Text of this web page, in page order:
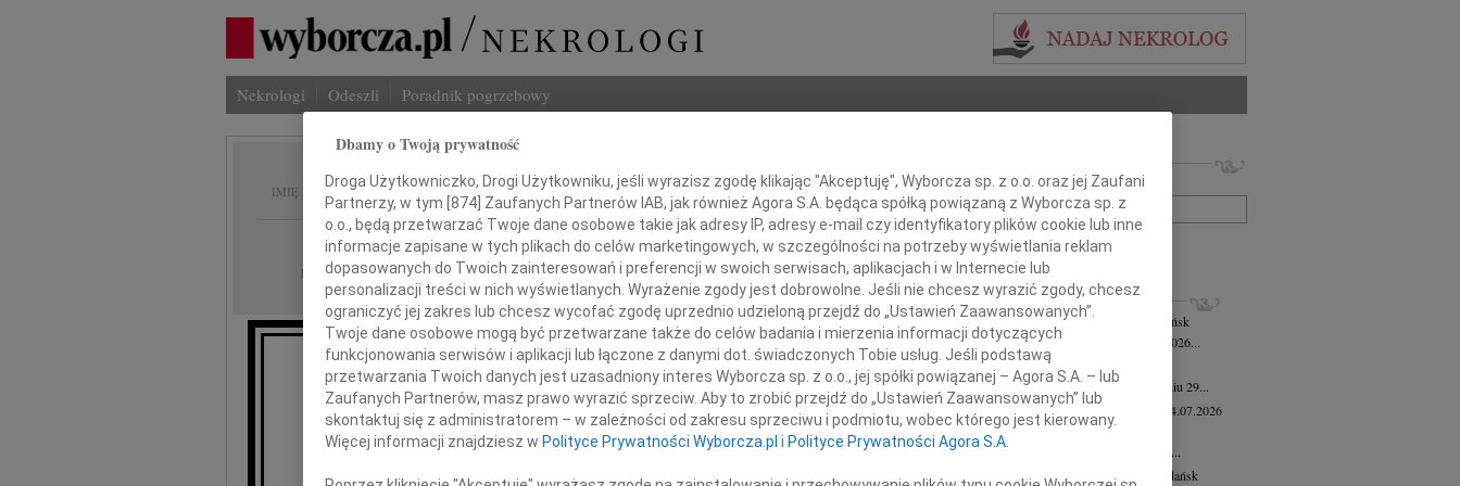
Nekrologi Odeszli Poradnik pogrzebowy
IMIĘ I NAZWISKO: Zbigniew Kielarski
REGION: Gdańsk
DATA EMISJI: 16.11.2019
10 listopada 2019 roku
zmarł w wieku 92 lat
mój Brat
Imię i nazwisko lub numer ogłoszenia:
+ szukanie zaawansowane
INNE NEKROLOGI
Lubomira Bożyk wiek: 102 04.08.2026
Gdańsk
Z żalem zawiadamiamy, że w dniu 25 lipca 2026...
Henryk Klocek 28.07.2026
Z wielkim smutkiem zawiadamiamy, że w dniu 29...
Jadwiga Semmerling-Owczarska
24.07.2026
Gdańsk
Z głębokim żalem zawiadamiamy, że dnia 20...
Andrzej Krupowicz wiek: 87 16.07.2026
Gdańsk
Dbamy o Twoją prywatność
Droga Użytkowniczko, Drogi Użytkowniku, jeśli wyrazisz zgodę klikając "Akceptuję", Wyborcza sp. z o.o. oraz jej Zaufani
Partnerzy, w tym [874] Zaufanych Partnerów IAB, jak również Agora S.A. będąca spółką powiązaną z Wyborcza sp. z
o.o., będą przetwarzać Twoje dane osobowe takie jak adresy IP, adresy e-mail czy identyfikatory plików cookie lub inne
informacje zapisane w tych plikach do celów marketingowych, w szczególności na potrzeby wyświetlania reklam
dopasowanych do Twoich zainteresowań i preferencji w swoich serwisach, aplikacjach i w Internecie lub
personalizacji treści w nich wyświetlanych. Wyrażenie zgody jest dobrowolne. Jeśli nie chcesz wyrazić zgody, chcesz
ograniczyć jej zakres lub chcesz wycofać zgodę uprzednio udzieloną przejdź do „Ustawień Zaawansowanych”.
Twoje dane osobowe mogą być przetwarzane także do celów badania i mierzenia informacji dotyczących
funkcjonowania serwisów i aplikacji lub łączone z danymi dot. świadczonych Tobie usług. Jeśli podstawą
przetwarzania Twoich danych jest uzasadniony interes Wyborcza sp. z o.o., jej spółki powiązanej – Agora S.A. – lub
Zaufanych Partnerów, masz prawo wyrazić sprzeciw. Aby to zrobić przejdź do „Ustawień Zaawansowanych” lub
skontaktuj się z administratorem – w zależności od zakresu sprzeciwu i podmiotu, wobec którego jest kierowany.
Więcej informacji znajdziesz w Polityce Prywatności Wyborcza.pl i Polityce Prywatności Agora S.A.